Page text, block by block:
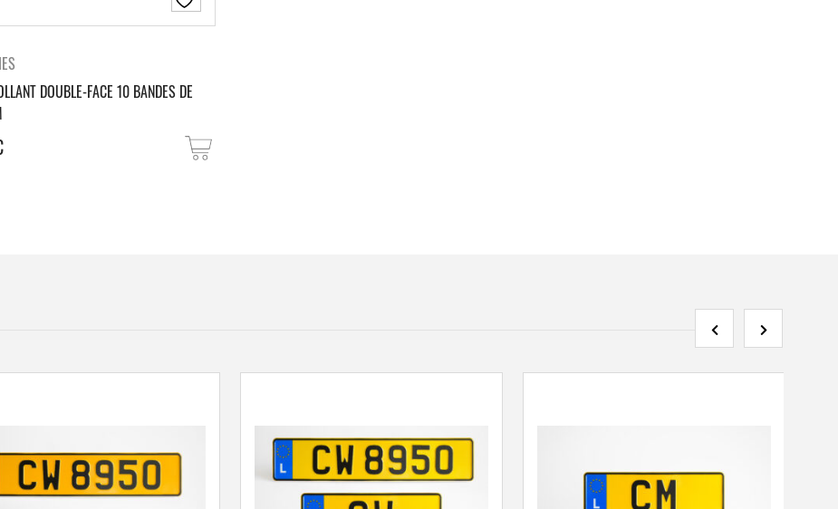
DOUBLE-FACE 10 BANDES DE